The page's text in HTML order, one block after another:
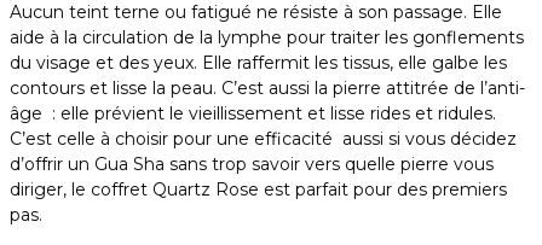
Aucun teint terne ou fatigué ne résiste à son passage. Elle
aide à la circulation de la lymphe pour traiter les gonflements
du visage et des yeux. Elle raffermit les tissus, elle galbe les
contours et lisse la peau. C’est aussi la pierre attitrée de l’anti-
âge : elle prévient le vieillissement et lisse rides et ridules.
C’est celle à choisir pour une efficacité aussi si vous décidez
d’offrir un Gua Sha sans trop savoir vers quelle pierre vous
diriger, le coffret Quartz Rose est parfait pour des premiers
pas.